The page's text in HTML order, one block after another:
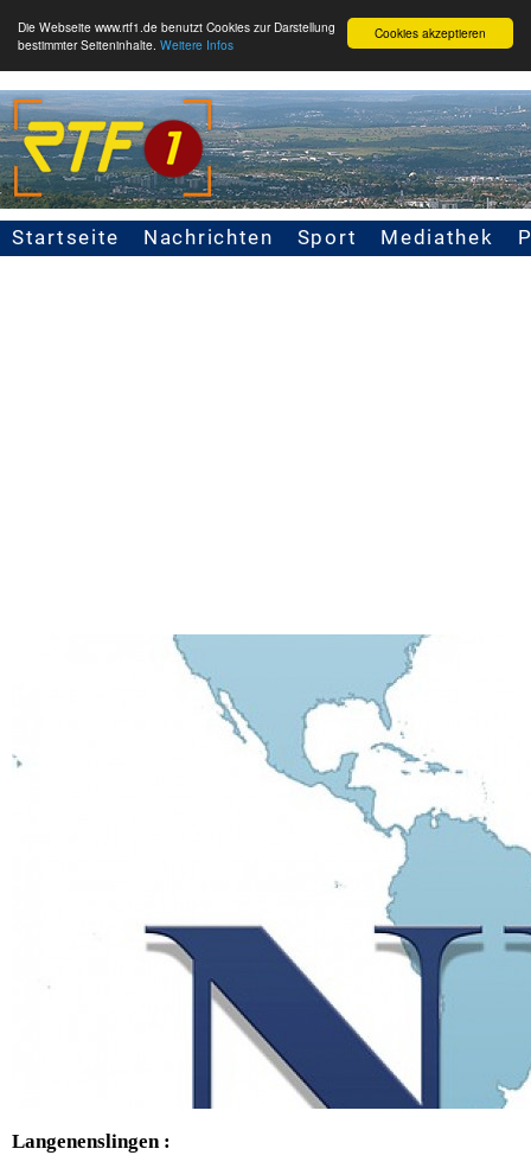
Cookies akzeptieren
Die Webseite www.rtf1.de benutzt Cookies zur Darstellung
bestimmter Seiteninhalte. Weitere Infos
Seitennavigation
Startseite Nachrichten Sport Mediathek
Langenenslingen :